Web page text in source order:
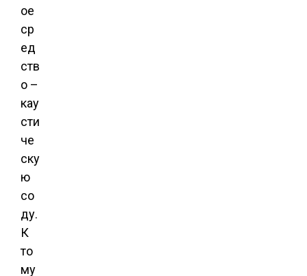
ое
ср
ед
ств
о –
кау
сти
че
ску
ю
со
ду.
К
то
му